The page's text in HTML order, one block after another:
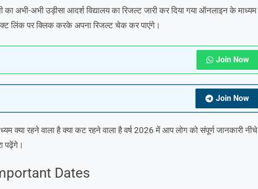
अभी-अभी उड़ीसा आदर्श विद्यालय का रिजल्ट जारी कर दिया गया ऑनलाइन के माध्यम
लिंक पर क्लिक करके अपना रिजल्ट चेक कर पाएंगे।
Join Now
Join Now
क्या रहने वाला है क्या कट रहने वाला है वर्ष 2026 में आप लोग को संपूर्ण जानकारी नीचे
पढ़ेंगे।
Dates